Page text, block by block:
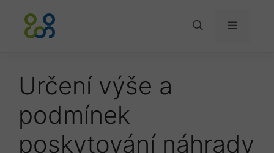
obsah
Menu
Určení výše a
podmínek
poskytování náhrady